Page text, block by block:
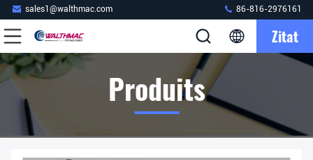
sales1@walthmac.com 86-816-2976161
Zitat
Produits